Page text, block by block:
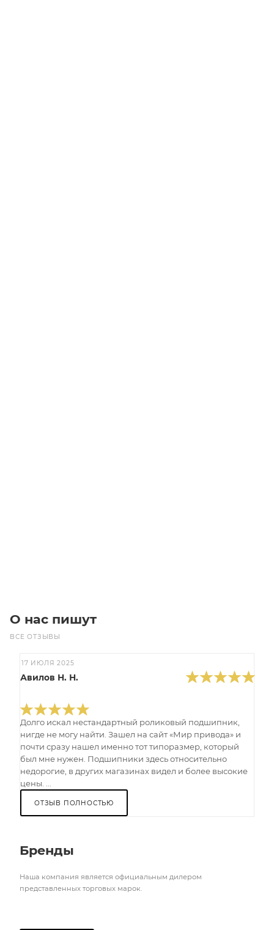
О нас пишут
ВСЕ ОТЗЫВЫ
17 ИЮЛЯ 2025
Авилов Н. Н.
Долго искал нестандартный роликовый подшипник,
нигде не могу найти. Зашел на сайт «Мир привода» и
почти сразу нашел именно тот типоразмер, который
был мне нужен. Подшипники здесь относительно
недорогие, в других магазинах видел и более высокие
цены. ...
ОТЗЫВ ПОЛНОСТЬЮ
Бренды
Наша компания является официальным дилером
представленных торговых марок.